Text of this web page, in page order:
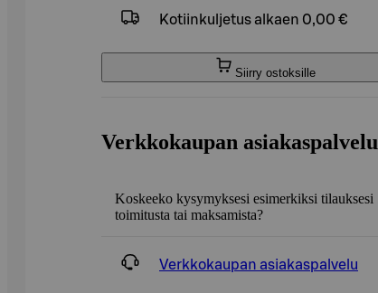
Kotiinkuljetus alkaen 0,00 €
Siirry ostoksille
Verkkokaupan asiakaspalvelu
Koskeeko kysymyksesi esimerkiksi tilauksesi
toimitusta tai maksamista?
Verkkokaupan asiakaspalvelu